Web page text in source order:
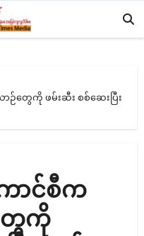
ဉ်တွေကို ဖမ်းဆီး စစ်ဆေးပြီး
ာင်စီက
ေကို